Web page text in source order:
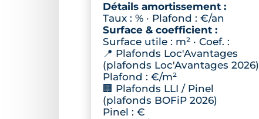
Détails amortissement :
Taux : % · Plafond : €/an
Surface & coefficient :
Surface utile : m² · Coef. :
📍 Plafonds Loc'Avantages
(plafonds Loc'Avantages 2026)
Plafond : €/m²
🏢 Plafonds LLI / Pinel
(plafonds BOFiP 2026)
Pinel : €